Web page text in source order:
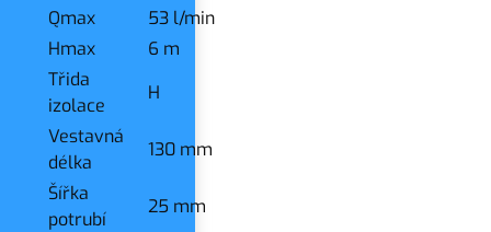
Qmax
53 l/min
Hmax
6 m
Třida
izolace
H
Vestavná
délka
130 mm
Šířka
potrubí
25 mm